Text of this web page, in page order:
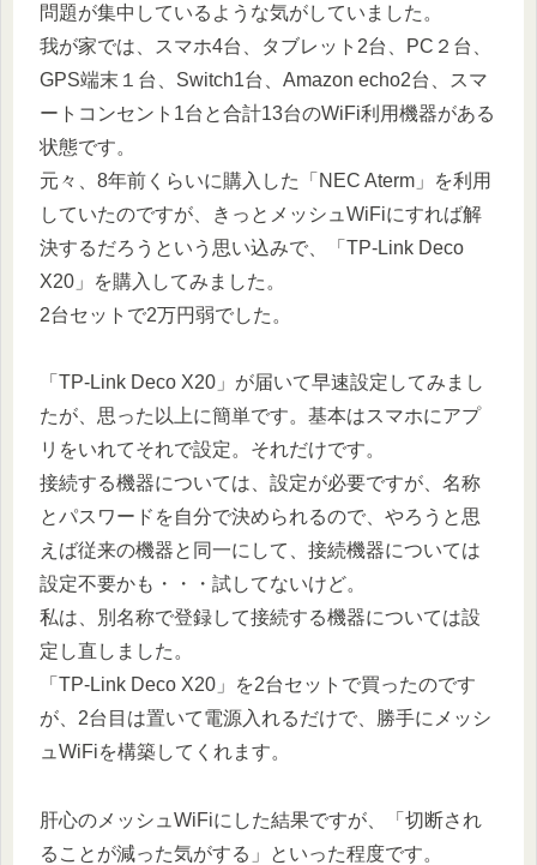
問題が集中しているような気がしていました。
我が家では、スマホ4台、タブレット2台、PC２台、
GPS端末１台、Switch1台、Amazon echo2台、スマ
ートコンセント1台と合計13台のWiFi利用機器がある
状態です。
元々、8年前くらいに購入した「NEC Aterm」を利用
していたのですが、きっとメッシュWiFiにすれば解
決するだろうという思い込みで、「TP-Link Deco
X20」を購入してみました。
2台セットで2万円弱でした。
「TP-Link Deco X20」が届いて早速設定してみまし
たが、思った以上に簡単です。基本はスマホにアプ
リをいれてそれで設定。それだけです。
接続する機器については、設定が必要ですが、名称
とパスワードを自分で決められるので、やろうと思
えば従来の機器と同一にして、接続機器については
設定不要かも・・・試してないけど。
私は、別名称で登録して接続する機器については設
定し直しました。
「TP-Link Deco X20」を2台セットで買ったのです
が、2台目は置いて電源入れるだけで、勝手にメッシ
ュWiFiを構築してくれます。
肝心のメッシュWiFiにした結果ですが、「切断され
ることが減った気がする」といった程度です。